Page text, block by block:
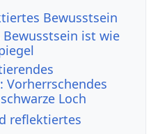
Bewusstsein
ist wie
Vorherrschendes
Loch
reflektiertes